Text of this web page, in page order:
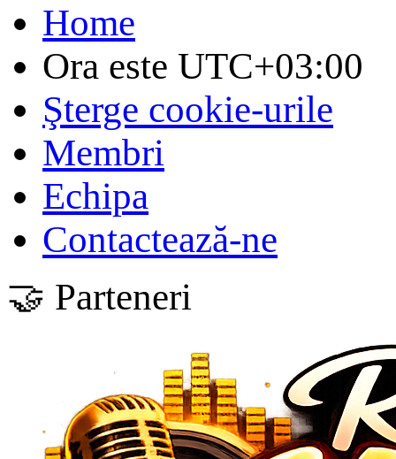
Home
Ora este UTC+03:00
Şterge cookie-urile
Membri
Echipa
Contactează-ne
🤝 Parteneri